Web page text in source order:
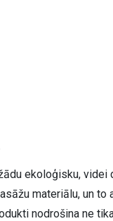
ekoloģisku, videi
materiālu, un to
nodrošina ne